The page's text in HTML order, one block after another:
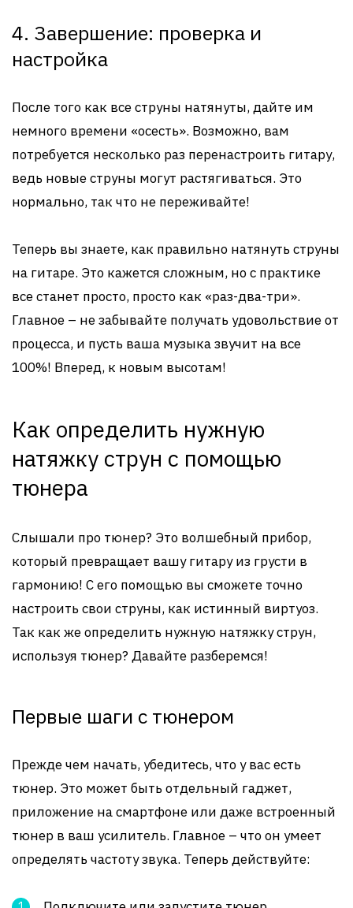
4. Завершение: проверка и
настройка
После того как все струны натянуты, дайте им
немного времени «осесть». Возможно, вам
потребуется несколько раз перенастроить гитару,
ведь новые струны могут растягиваться. Это
нормально, так что не переживайте!
Теперь вы знаете, как правильно натянуть струны
на гитаре. Это кажется сложным, но с практике
все станет просто, просто как «раз-два-три».
Главное – не забывайте получать удовольствие от
процесса, и пусть ваша музыка звучит на все
100%! Вперед, к новым высотам!
Как определить нужную
натяжку струн с помощью
тюнера
Слышали про тюнер? Это волшебный прибор,
который превращает вашу гитару из грусти в
гармонию! С его помощью вы сможете точно
настроить свои струны, как истинный виртуоз.
Так как же определить нужную натяжку струн,
используя тюнер? Давайте разберемся!
Первые шаги с тюнером
Прежде чем начать, убедитесь, что у вас есть
тюнер. Это может быть отдельный гаджет,
приложение на смартфоне или даже встроенный
тюнер в ваш усилитель. Главное – что он умеет
определять частоту звука. Теперь действуйте: